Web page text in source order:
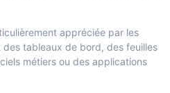
appréciée par les
tableaux de bord, des feuilles
métiers ou des applications